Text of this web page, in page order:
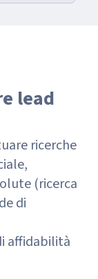
lead
ricerche
(ricerca
di
affidabilità